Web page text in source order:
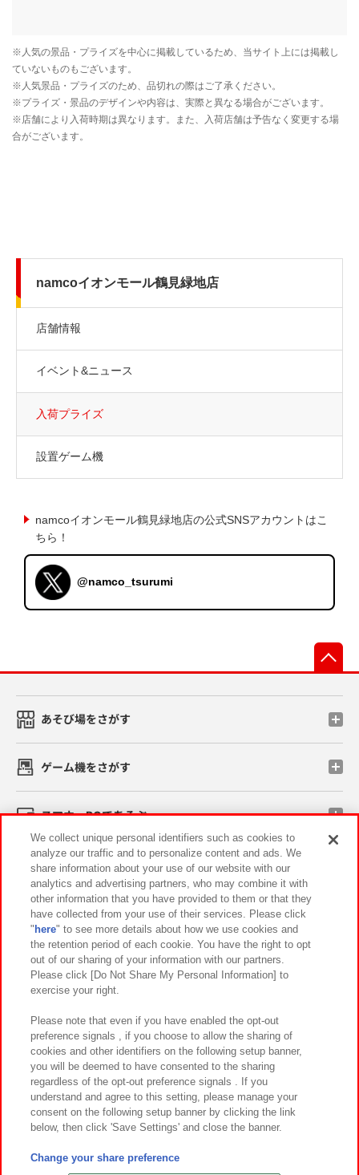
namcoイオンモール鶴見緑地店
店舗情報
イベント&ニュース
入荷プライズ
設置ゲーム機
namcoイオンモール鶴見緑地店の公式SNSアカウントはこ
ちら！
@namco_tsurumi
あそび場をさがす
ゲーム機をさがす
スマホ・PCであそぶ
イベント・キャンペーン
関連会社 サステナビリティ サイトポリシー
プライバシーポリシー ウェブアクセシビリティ方針と検証結果
お取引先さまとともに
カスタマーハラスメント対応方針 よくあるご質問・お問い合わせ
©Bandai Namco Amusement Inc.
©Bandai Namco Amusement Lab Inc.
We collect unique personal identifiers such as cookies to
analyze our traffic and to personalize content and ads. We
share information about your use of our website with our
analytics and advertising partners, who may combine it with
other information that you have provided to them or that they
have collected from your use of their services. Please click
" here" to see more details about how we use cookies and
the retention period of each cookie. You have the right to opt
out of our sharing of your information with our partners.
Please click [Do Not Share My Personal Information] to
exercise your right.
Please note that even if you have enabled the opt-out
preference signals , if you choose to allow the sharing of
cookies and other identifiers on the following setup banner,
you will be deemed to have consented to the sharing
regardless of the opt-out preference signals . If you
understand and agree to this setting, please manage your
consent on the following setup banner by clicking the link
below, then click 'Save Settings' and close the banner.
Change your share preference